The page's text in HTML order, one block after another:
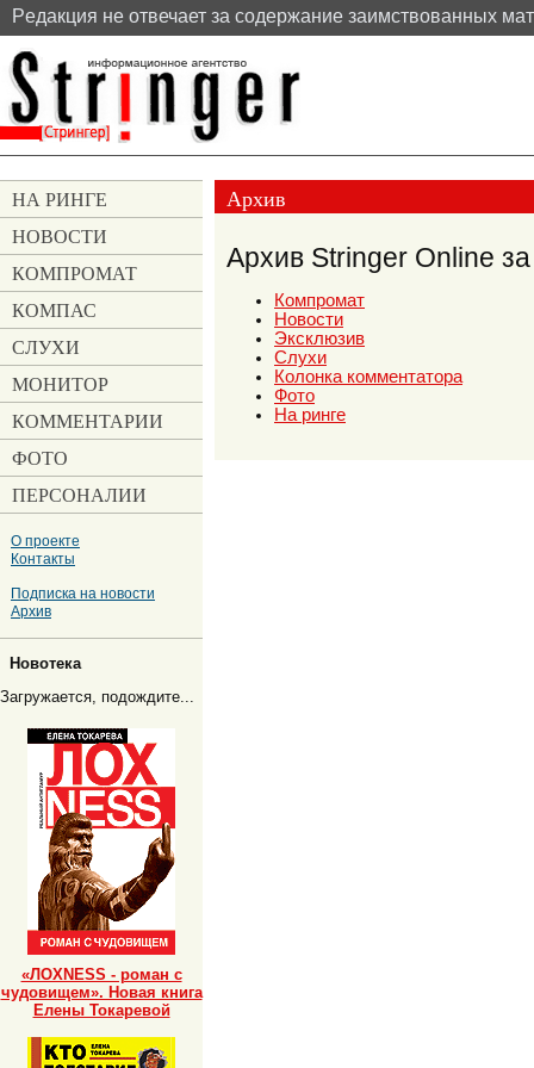
Pедакция не отвечает за содержание заимствованных
Архив
Архив Stringer Online за
Компромат
Новости
Эксклюзив
Слухи
Колонка комментатора
Фото
На ринге
НА РИНГЕ
НОВОСТИ
КОМПРОМАТ
КОМПАС
СЛУХИ
МОНИТОР
КОММЕНТАРИИ
ФОТО
ПЕРСОНАЛИИ
О проекте
Контакты
Подписка на новости
Архив
Новотека
Загружается, подождите...
«ЛОХNESS - роман с
чудовищем». Новая книга
Елены Токаревой